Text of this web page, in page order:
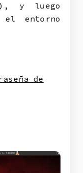
y luego
entorno
de